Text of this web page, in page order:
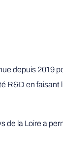
depuis 2019
R&D en faisant
la Loire a